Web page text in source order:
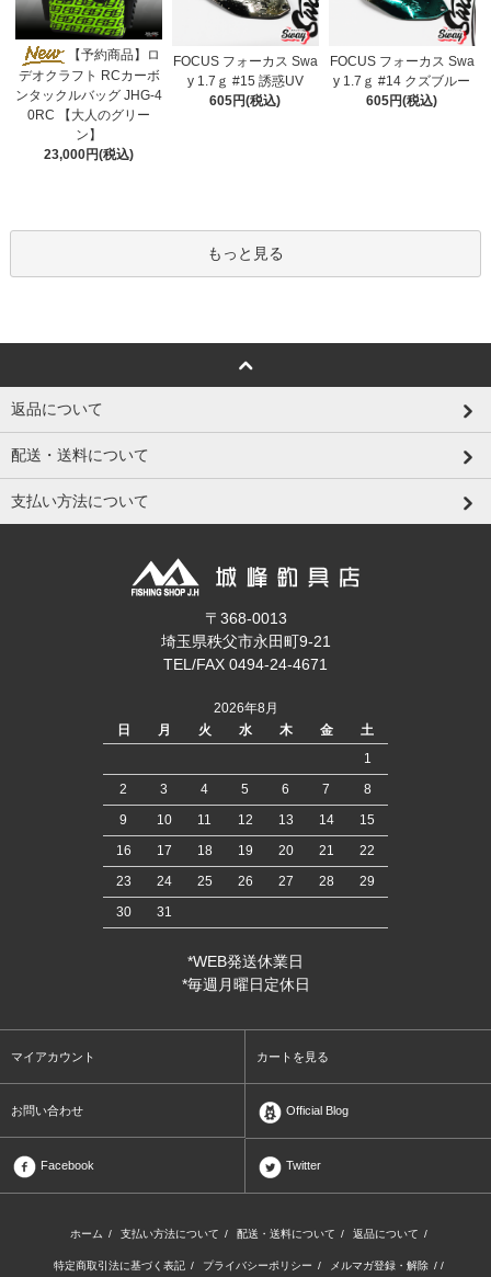
【予約商品】ロ
デオクラフト RCカーボ
ンタックルバッグ JHG-4
0RC 【大人のグリー
ン】
23,000円(税込)
FOCUS フォーカス Swa
y 1.7ｇ #15 誘惑UV
605円(税込)
FOCUS フォーカス Swa
y 1.7ｇ #14 クズブルー
605円(税込)
もっと見る
返品について
配送・送料について
支払い方法について
〒368-0013
埼玉県秩父市永田町9-21
TEL/FAX 0494-24-4671
2026年8月
日
月 火 水 木 金
土
1
2
3 4 5 6 7
8
9
10 11 12 13 14
15
16
17 18 19 20 21
22
23
24 25 26 27 28
29
30
31
*WEB発送休業日
*毎週月曜日定休日
マイアカウント カートを見る
お問い合わせ Official Blog
Facebook Twitter
ホーム / 支払い方法について / 配送・送料について / 返品について /
特定商取引法に基づく表記 / プライバシーポリシー / メルマガ登録・解除 / /